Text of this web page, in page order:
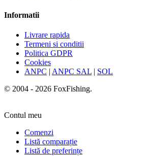
Informatii
Livrare rapida
Termeni si conditii
Politica GDPR
Cookies
ANPC | ANPC SAL | SOL
© 2004 - 2026 FoxFishing.
Contul meu
Comenzi
Listă comparație
Listă de preferințe